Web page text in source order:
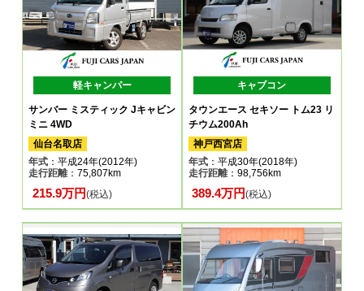
軽キャンパー
サンバー ミスティック Jキャビン
ミニ 4WD
仙台名取店
年式 ：平成24年(2012年)
走行距離：75,807km
215.9万円(税込)
キャブコン
タウンエース セキソー トム23 リ
チウム200Ah
神戸西宮店
年式：平成30年(2018年)
走行距離：98,756km
389.4万円(税込)